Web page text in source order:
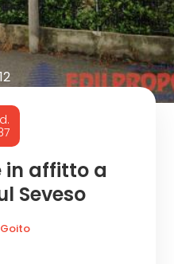
12
in affitto a
Seveso